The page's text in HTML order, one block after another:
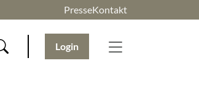
PresseKontakt
Login